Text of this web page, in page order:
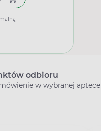
odbioru
w wybranej aptece